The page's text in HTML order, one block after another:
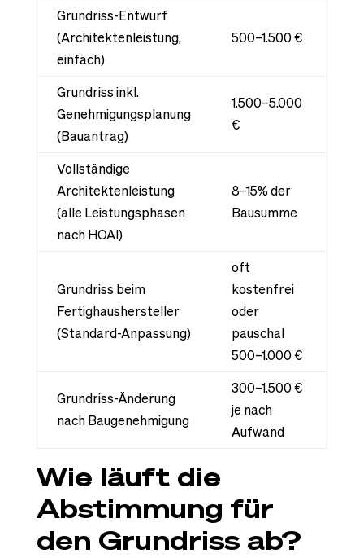
Grundriss-Entwurf
(Architektenleistung,
einfach)
500–1.500 €
Grundriss inkl.
Genehmigungsplanung
(Bauantrag)
1.500–5.000
€
Vollständige
Architektenleistung
(alle Leistungsphasen
nach HOAI)
8–15% der
Bausumme
Grundriss beim
Fertighaushersteller
(Standard-Anpassung)
oft
kostenfrei
oder
pauschal
500–1.000 €
Grundriss-Änderung
nach Baugenehmigung
300–1.500 €
je nach
Aufwand
Wie läuft die
Abstimmung für
den Grundriss ab?